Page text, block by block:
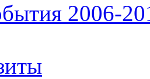
2006-